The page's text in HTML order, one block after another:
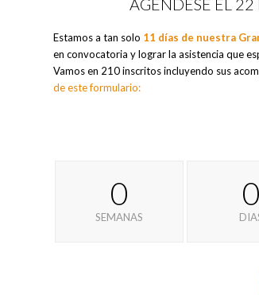
AGENDESE EL
Estamos a tan solo 11 días de nuestra
en convocatoria y lograr la asistencia que
Vamos en 210 inscritos incluyendo sus
de este formulario:
0
SEMANAS
0